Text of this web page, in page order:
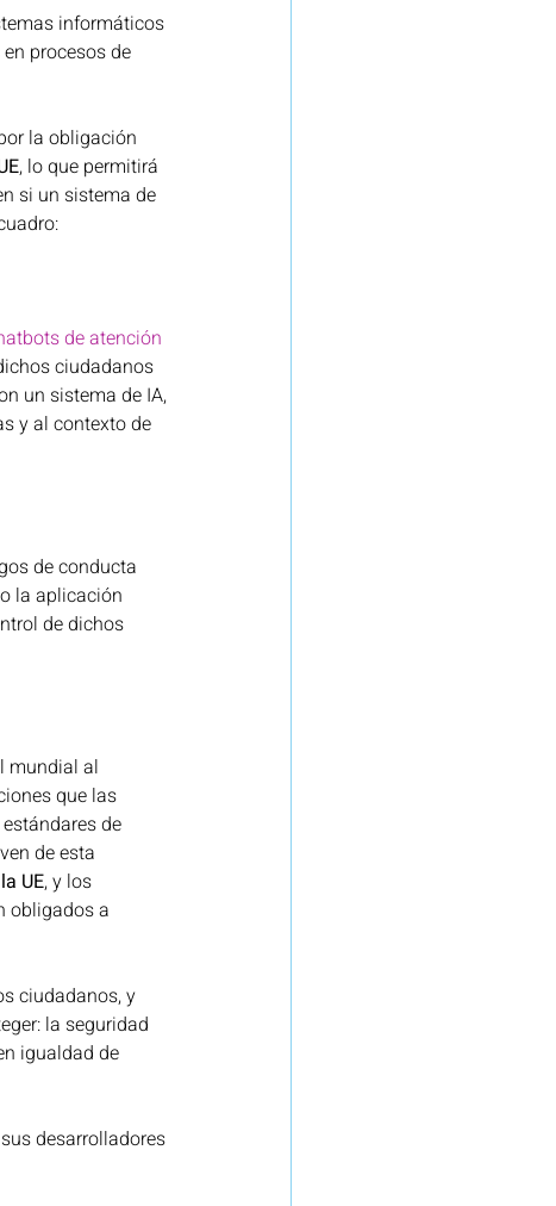
informáticos
procesos de
la obligación
, lo que permitirá
si un sistema de
de atención
ciudadanos
un sistema de IA,
y al contexto de
de conducta
la aplicación
de dichos
mundial al
que las
de
de esta
UE, y los
obligados a
ciudadanos, y
la seguridad
igualdad de
desarrolladores